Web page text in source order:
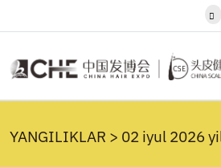
Javanese
Kazakh
Kurdish
Latin

YANGILIKLAR > 02 iyul 2026